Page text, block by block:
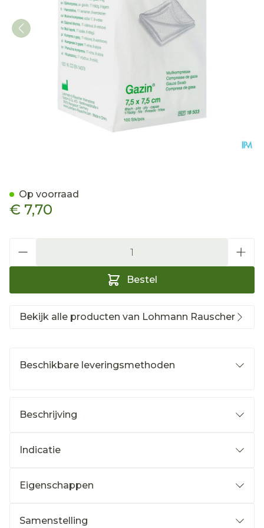
€ 7,70
Bestel
Op voorraad
Bekijk alle producten van Lohmann Rauscher
Beschikbare leveringsmethoden
Beschrijving
Indicatie
Eigenschappen
Samenstelling